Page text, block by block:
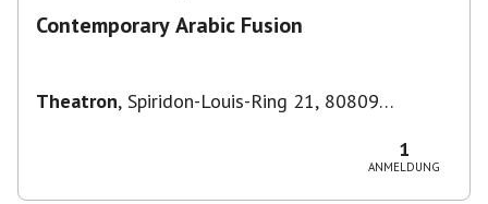
Contemporary Arabic Fusion
Theatron, Spiridon-Louis-Ring 21, 80809
1
ANMELDUNG